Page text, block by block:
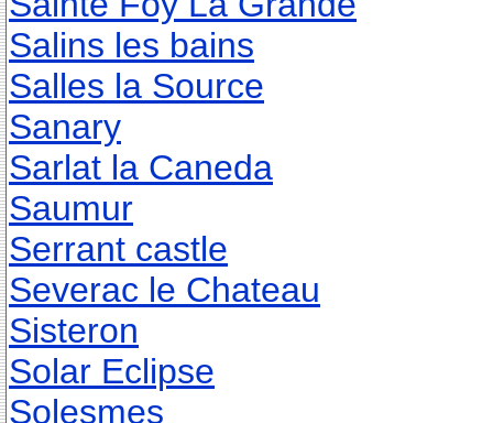
Salins les bains
Salles la Source
Sanary
Sarlat la Caneda
Saumur
Serrant castle
Severac le Chateau
Sisteron
Solar Eclipse
Solesmes